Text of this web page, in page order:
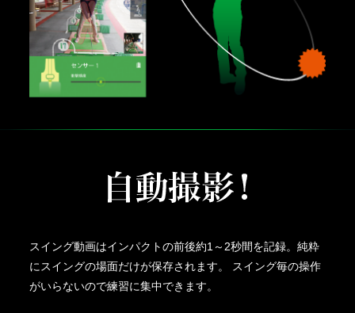
スイング動画はインパクトの前後約1～2秒間を記録。純粋
にスイングの場面だけが保存されます。 スイング毎の操作
がいらないので練習に集中できます。